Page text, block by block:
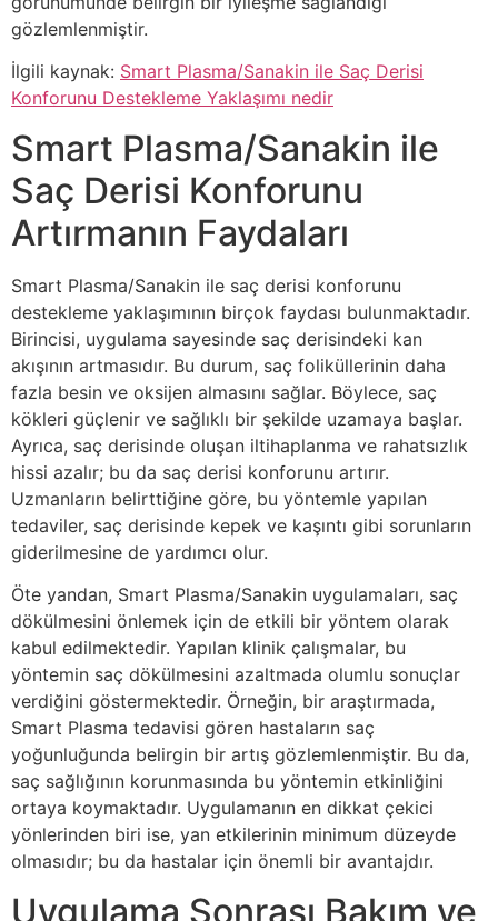
gözlemlenmiştir.
İlgili kaynak: Smart Plasma/Sanakin ile Saç Derisi
Konforunu Destekleme Yaklaşımı nedir
Smart Plasma/Sanakin ile
Saç Derisi Konforunu
Artırmanın Faydaları
Smart Plasma/Sanakin ile saç derisi konforunu
destekleme yaklaşımının birçok faydası bulunmaktadır.
Birincisi, uygulama sayesinde saç derisindeki kan
akışının artmasıdır. Bu durum, saç foliküllerinin daha
fazla besin ve oksijen almasını sağlar. Böylece, saç
kökleri güçlenir ve sağlıklı bir şekilde uzamaya başlar.
Ayrıca, saç derisinde oluşan iltihaplanma ve rahatsızlık
hissi azalır; bu da saç derisi konforunu artırır.
Uzmanların belirttiğine göre, bu yöntemle yapılan
tedaviler, saç derisinde kepek ve kaşıntı gibi sorunların
giderilmesine de yardımcı olur.
Öte yandan, Smart Plasma/Sanakin uygulamaları, saç
dökülmesini önlemek için de etkili bir yöntem olarak
kabul edilmektedir. Yapılan klinik çalışmalar, bu
yöntemin saç dökülmesini azaltmada olumlu sonuçlar
verdiğini göstermektedir. Örneğin, bir araştırmada,
Smart Plasma tedavisi gören hastaların saç
yoğunluğunda belirgin bir artış gözlemlenmiştir. Bu da,
saç sağlığının korunmasında bu yöntemin etkinliğini
ortaya koymaktadır. Uygulamanın en dikkat çekici
yönlerinden biri ise, yan etkilerinin minimum düzeyde
olmasıdır; bu da hastalar için önemli bir avantajdır.
Uygulama Sonrası Bakım ve